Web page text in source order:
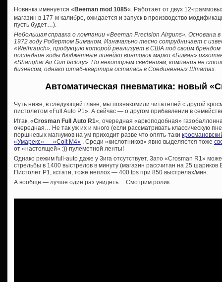
Новинка именуется « Beeman mod 1085«. Работает от двух 12-
магазин в 177-м калибре, ожидается и запуск в производство
пусть будет…).
Небольшая справка о компании «Beeman Precision Airguns».
1972 году Робертом Биманом. Изначально тесно сотрудничает с
«Weihrauch», продукцию которой реализует в США под своим
последние годы бюджетные линейки винтовок марки «Биман»
«Shanghai Air Gun factory». По некоторым сведениям, компания не
бизнесом, однако штаб-квартира осталась в Соединенных Штатах.
Автоматическая пневматика: новый
Чуть ниже, в следующей главе, мы познакомили читателей с другой
пистолетом «Full Auto P1». А сейчас — о другом прибавлении в
Итак, «Crosman Full Auto R1«, очередная «аркоподобная»
очередная… Не так уж их и много (если рассматривать классическую
поршневых магнумов на ум приходит разве что опять-таки
«Умарекс» — «Colt M4» . Среди «кислотников» явно выделяется тоже
от «настоящей» :)) пулеметной ленты!
Однако режим full-auto даже у Зига отсутствует. Зато «Crosman R1»
стрельбы в 1400 выстрелов в минуту (магазин рассчитан на 25 шариков
Пистолет Р1, кстати, тоже неплох — 400 fps при 850 выстрелах/мин.
А вообще — лучше один раз увидеть… Смотрим ролик.